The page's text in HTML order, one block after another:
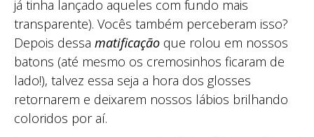
já tinha lançado aqueles com fundo mais
transparente). Vocês também perceberam isso?
Depois dessa matificação que rolou em nossos
batons (até mesmo os cremosinhos ficaram de
lado!), talvez essa seja a hora dos glosses
retornarem e deixarem nossos lábios brilhando
coloridos por aí.